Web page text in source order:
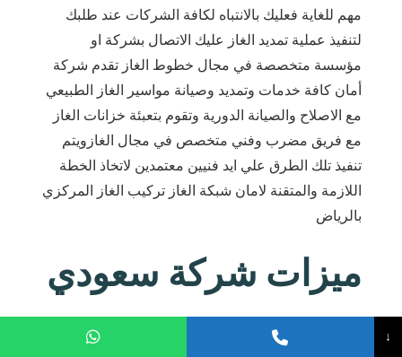
مهم للغاية فعليك بالانتباه لكافة الشركات عند طلبك
لتنفيذ عملية تمديد الغاز عليك الاتصال بشركة او
مؤسسة متخصصة في مجال خطوط الغاز تقدم شركة
أمان كافة خدمات وتمديد وصيانة مواسير الغاز الطبيعي
مع الاصلاح والصيانة الدورية وتقوم بتعبئة خزانات الغاز
مع فريق مضرب وفني متخصص في مجال الغازويتم
تنفيذ تلك الطرق علي ايد فنيين معتمدين لاتخاذ الخطة
اللازمة والمتقنة لامان شبكة الغاز تركيب الغاز المركزي
بالرياض
ميزات شركة سعودي
كراك في تمديد
↓